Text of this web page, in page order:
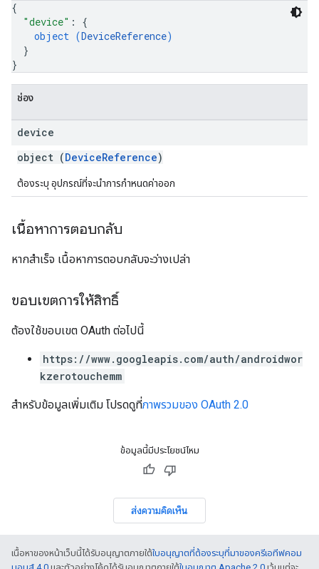
{
"device" : {
object (DeviceReference)
}
}
ช่อง
device
object (DeviceReference)
ต้องระบุ อุปกรณ์ที่จะนําการกําหนดค่าออก
เนื้อหาการตอบกลับ
หากสำเร็จ เนื้อหาการตอบกลับจะว่างเปล่า
ขอบเขตการให้สิทธิ์
ต้องใช้ขอบเขต OAuth ต่อไปนี้
https://www.googleapis.com/auth/androidwor
kzerotouchemm
สำหรับข้อมูลเพิ่มเติม โปรดดูที่ภาพรวมของ OAuth 2.0
ข้อมูลนี้มีประโยชน์ไหม
ส่งความคิดเห็น
เนื้อหาของหน้าเว็บนี้ได้รับอนุญาตภายใต้ใบอนุญาตที่ต้องระบุที่มาของครีเอทีฟคอม